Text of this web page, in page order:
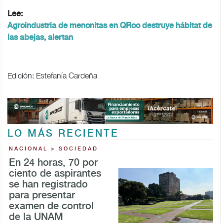
Lee:
Agroindustria de menonitas en QRoo destruye hábitat de
las abejas, alertan
Edición: Estefanía Cardeña
LO MÁS RECIENTE
NACIONAL > SOCIEDAD
En 24 horas, 70 por
ciento de aspirantes
se han registrado
para presentar
examen de control
de la UNAM